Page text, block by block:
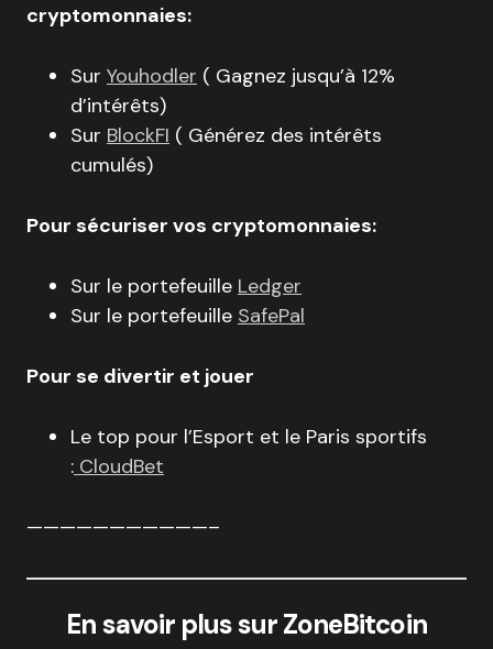
cryptomonnaies:
Sur Youhodler ( Gagnez jusqu’à 12%
d’intérêts)
Sur BlockFI ( Générez des intérêts
cumulés)
Pour sécuriser vos cryptomonnaies:
Sur le portefeuille Ledger
Sur le portefeuille SafePal
Pour se divertir et jouer
Le top pour l’Esport et le Paris sportifs
: CloudBet
———————————–
En savoir plus sur ZoneBitcoin